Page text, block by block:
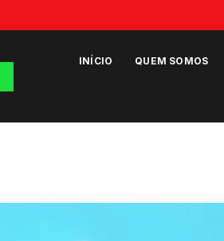
INÍCIO QUEM SOMOS